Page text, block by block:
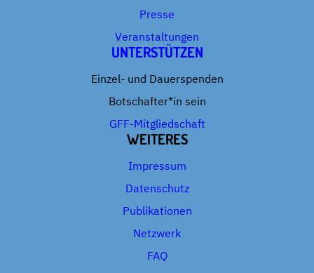
Presse
Veranstaltungen
UNTERSTÜTZEN
Einzel- und Dauerspenden
Botschafter*in sein
GFF-Mitgliedschaft
WEITERES
Impressum
Datenschutz
Publikationen
Netzwerk
FAQ